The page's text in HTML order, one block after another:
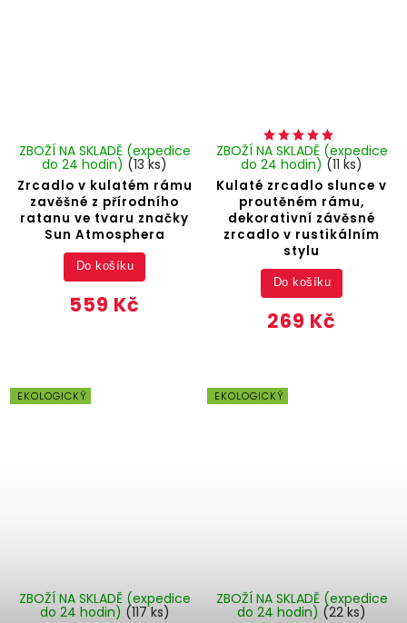
Zrcadlo v kulatém rámu
zavěšné z přírodního
ratanu ve tvaru značky
Sun Atmosphera
ZBOŽÍ NA SKLADĚ (expedice
do 24 hodin) (13 ks)
559 Kč
Do košíku
Kulaté zrcadlo slunce v
proutěném rámu,
dekorativní závěsné
zrcadlo v rustikálním
stylu
ZBOŽÍ NA SKLADĚ (expedice
do 24 hodin) (11 ks)
269 Kč
Do košíku
EKOLOGICKÝ
ZBOŽÍ NA SKLADĚ (expedice
do 24 hodin) (117 ks)
EKOLOGICKÝ
ZBOŽÍ NA SKLADĚ (expedice
do 24 hodin) (22 ks)